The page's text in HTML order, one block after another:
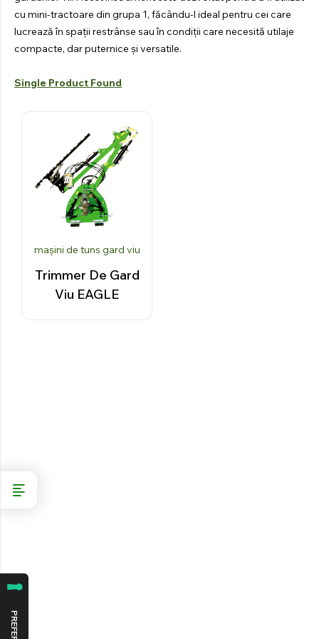
cu mini-tractoare din grupa 1, făcându-l ideal pentru cei care
lucrează în spații restrânse sau în condiții care necesită utilaje
compacte, dar puternice și versatile.
Single Product Found
mașini de tuns gard viu
Trimmer De Gard
Viu EAGLE
TRACTOR
Explorați produsele